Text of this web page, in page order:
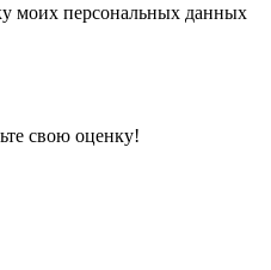
моих персональных данных
свою оценку!